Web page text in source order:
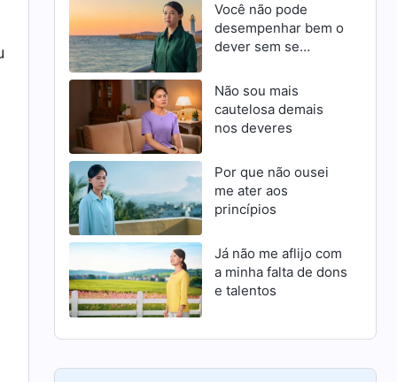
Você não pode
desempenhar bem o
dever sem se
progredir
Não sou mais
cautelosa demais
nos deveres
Por que não ousei
me ater aos
princípios
Já não me aflijo com
a minha falta de dons
e talentos